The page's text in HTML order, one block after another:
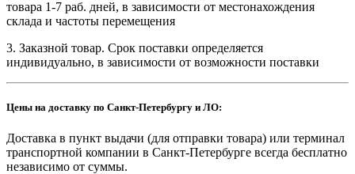
товара 1-7 раб. дней, в зависимости от местонахождения
склада и частоты перемещения
3. Заказной товар. Срок поставки определяется
индивидуально, в зависимости от возможности поставки
Цены на доставку по Санкт-Петербургу и ЛО:
Доставка в пункт выдачи (для отправки товара) или терминал
транспортной компании в Санкт-Петербурге всегда бесплатно
независимо от суммы.